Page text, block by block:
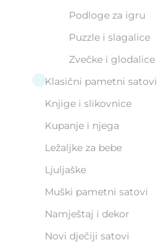
Podloge za igru
Puzzle i slagalice
Zvečke i glodalice
Klasični pametni satovi
Knjige i slikovnice
Kupanje i njega
Ležaljke za bebe
Ljuljaške
Muški pametni satovi
Namještaj i dekor
Novi dječiji satovi